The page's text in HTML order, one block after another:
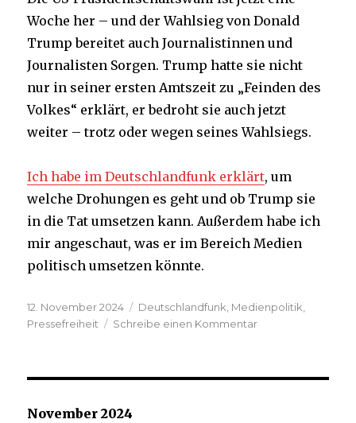
Woche her – und der Wahlsieg von Donald
Trump bereitet auch Journalistinnen und
Journalisten Sorgen. Trump hatte sie nicht
nur in seiner ersten Amtszeit zu „Feinden des
Volkes“ erklärt, er bedroht sie auch jetzt
weiter – trotz oder wegen seines Wahlsiegs.
Ich habe im Deutschlandfunk erklärt, um
welche Drohungen es geht und ob Trump sie
in die Tat umsetzen kann. Außerdem habe ich
mir angeschaut, was er im Bereich Medien
politisch umsetzen könnte.
Veröffentlicht
am
12. November 2024 Kategorien
Deutschlandfunk, Medienpolitik,
Pressefreiheit
Schreibe einen Kommentarzu
November 2024